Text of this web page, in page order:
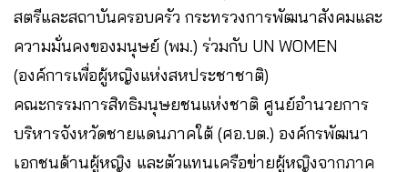
สตรีและสถาบันครอบครัว กระทรวงการพัฒนาสังคมและ
ความมั่นคงของมนุษย์ (พม.) ร่วมกับ UN WOMEN
(องค์การเพื่อผู้หญิงแห่งสหประชาชาติ)
คณะกรรมการสิทธิมนุษยชนแห่งชาติ ศูนย์อำนวยการ
บริหารจังหวัดชายแดนภาคใต้ (ศอ.บต.) องค์กรพัฒนา
เอกชนด้านผู้หญิง และตัวแทนเครือข่ายผู้หญิงจากภาค